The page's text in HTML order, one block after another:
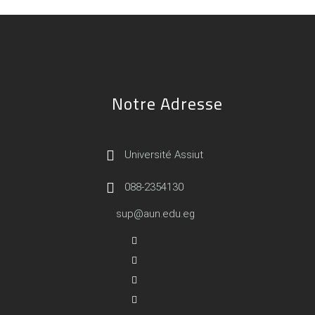
Notre Adresse
Université Assiut
088-2354130
sup@aun.edu.eg